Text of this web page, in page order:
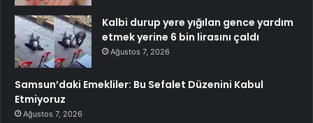
Kalbi durup yere yığılan gence yardım
etmek yerine 6 bin lirasını çaldı
Ağustos 7, 2026
Samsun’daki Emekliler: Bu Sefalet Düzenini Kabul
Etmiyoruz
Ağustos 7, 2026